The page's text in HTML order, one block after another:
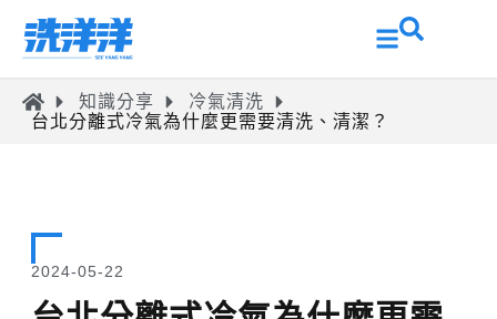
知識分享
冷氣清洗
台北分離式冷氣為什麼更需要清洗、清潔？
2024-05-22